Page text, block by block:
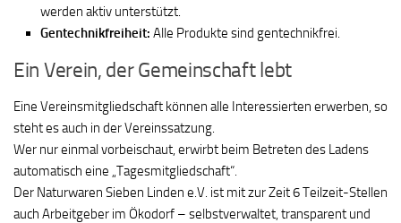
werden aktiv unterstützt.
Gentechnikfreiheit: Alle Produkte sind gentechnikfrei.
Ein Verein, der Gemeinschaft lebt
Eine Vereinsmitgliedschaft können alle Interessierten erwerben, so
steht es auch in der Vereinssatzung.
Wer nur einmal vorbeischaut, erwirbt beim Betreten des Ladens
automatisch eine „Tagesmitgliedschaft“.
Der Naturwaren Sieben Linden e.V. ist mit zur Zeit 6 Teilzeit-Stellen
auch Arbeitgeber im Ökodorf – selbstverwaltet, transparent und